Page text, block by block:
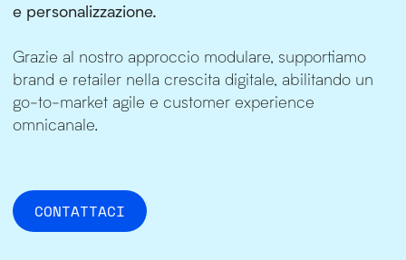
e personalizzazione.
Grazie al nostro approccio modulare, supportiamo
brand e retailer nella crescita digitale, abilitando un
go-to-market agile e customer experience
omnicanale.
CONTATTACI